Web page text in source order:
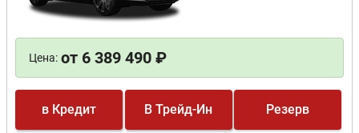
Цена: от 6 389 490 ₽
в Кредит В Трейд-Ин Резерв